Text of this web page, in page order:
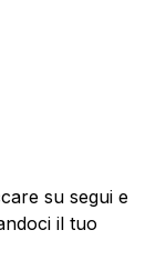
su segui e
il tuo